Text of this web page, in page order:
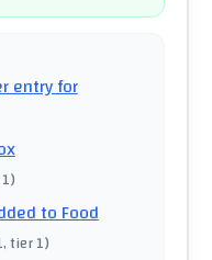
entry for
)
to Food
, tier 1)